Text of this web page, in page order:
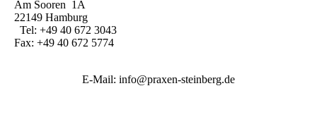
Am Sooren 1A
22149 Hamburg
Tel: +49 40 672 3043
Fax: +49 40 672 5774
E-Mail: info@praxen-steinberg.de